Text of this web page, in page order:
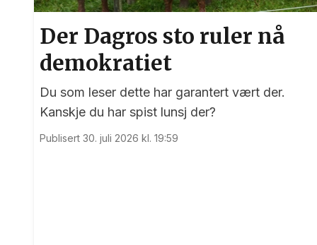
Der Dagros sto ruler nå
demokratiet
Du som leser dette har garantert vært der.
Kanskje du har spist lunsj der?
Publisert 30. juli 2026 kl. 19:59